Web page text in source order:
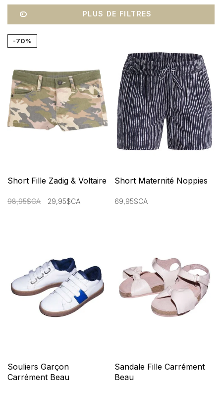
PLUS DE FILTRES
-70%
Short Fille Zadig & Voltaire
98,95$CA 29,95$CA
Short Maternité Noppies
69,95$CA
Souliers Garçon
Carrément Beau
Sandale Fille Carrément
Beau